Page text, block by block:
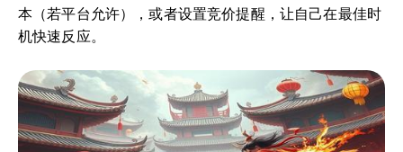
本（若平台允许），或者设置竞价提醒，让自己在最佳时
机快速反应。